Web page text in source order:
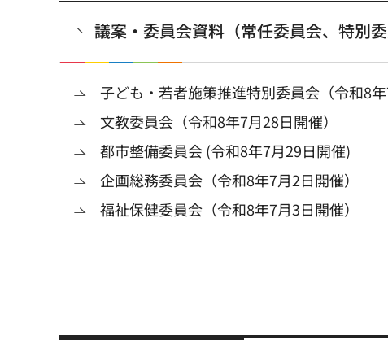
議案・委員会資料（常任委員会、特別委
子ども・若者施策推進特別委員会（令和8年
文教委員会（令和8年7月28日開催）
都市整備委員会 (令和8年7月29日開催)
企画総務委員会（令和8年7月2日開催）
福祉保健委員会（令和8年7月3日開催）